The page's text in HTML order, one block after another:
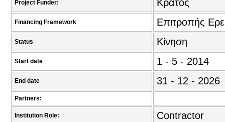
Project Funder: Κράτος
Financing Framework Επιτροπής
Status Κίνηση
Start date 1 - 5 - 2014
End date 31 - 12 - 2026
Partners:
Institution Role: Contractor